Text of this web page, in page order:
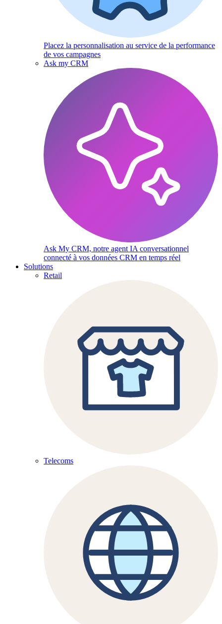
Placez la personnalisation au service de la performance
de vos campagnes
Ask my CRM
Ask My CRM, notre agent IA conversationnel
connecté à vos données CRM en temps réel
Solutions
Retail
Telecoms